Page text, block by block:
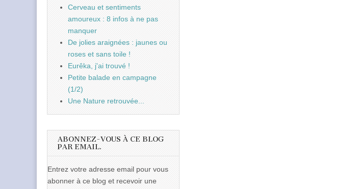
Cerveau et sentiments
amoureux : 8 infos à ne pas
manquer
De jolies araignées : jaunes ou
roses et sans toile !
Eurêka, j'ai trouvé !
Petite balade en campagne
(1/2)
Une Nature retrouvée...
ABONNEZ-VOUS À CE BLOG
PAR EMAIL.
Entrez votre adresse email pour vous
abonner à ce blog et recevoir une